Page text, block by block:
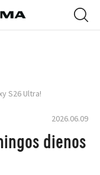
S26 Ultra!
2026.06.09
dienos